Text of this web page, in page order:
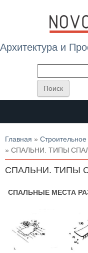
Архитектура и
Вы здесь
Главная »
» СПАЛЬНИ. ТИПЫ
СПАЛЬНИ. ТИПЫ
СПАЛЬНЫЕ МЕСТА